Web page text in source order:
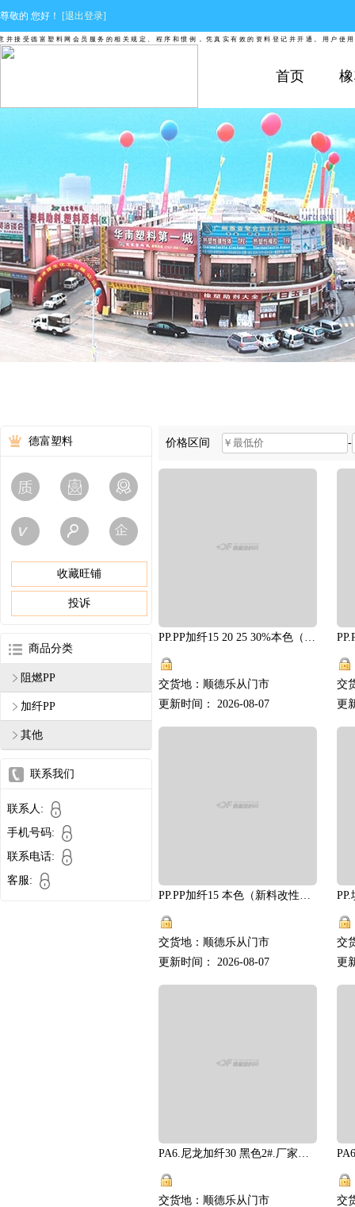
尊敬的 您好！ [退出登录]
富塑料网会员服务的相关规定、程序和惯例，凭真实有效的资料登记并开通。用户使用德
首页
德富塑料
收藏旺铺
投诉
商品分类
阻燃PP
加纤PP
其他
联系我们
联系人:
手机号码:
联系电话:
客服:
价格区间 -
PP.PP加纤15 20 25 30%本色（新料改性）.厂家直供
交货地：顺德乐从门市
更新时间： 2026-08-07
交
更
PP.PP加纤15 本色（新料改性）.厂家直供
交货地：顺德乐从门市
更新时间： 2026-08-07
交
更
PA6.尼龙加纤30 黑色2#.厂家直供
交货地：顺德乐从门市
交